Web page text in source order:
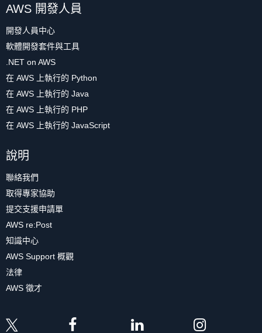
AWS 開發人員
開發人員中心
軟體開發套件與工具
.NET on AWS
在 AWS 上執行的 Python
在 AWS 上執行的 Java
在 AWS 上執行的 PHP
在 AWS 上執行的 JavaScript
說明
聯絡我們
取得專家協助
提交支援申請單
AWS re:Post
知識中心
AWS Support 概觀
法律
AWS 徵才